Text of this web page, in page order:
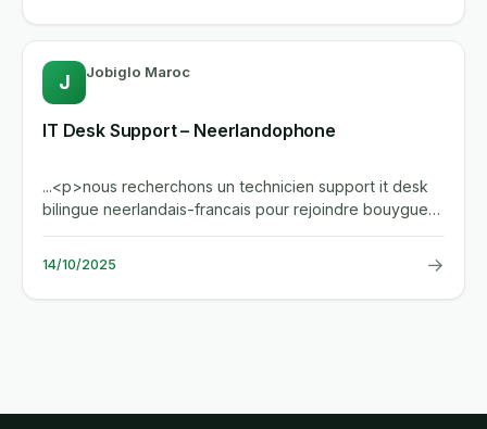
J Jobiglo Maroc
IT Desk Support – Neerlandophone
...<p>nous recherchons un technicien support it desk
bilingue neerlandais-francais pour rejoindre bouygues
construction it...
14/10/2025 →